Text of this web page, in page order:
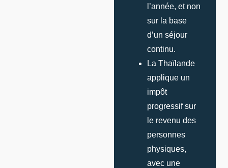
l’année, et non
sur la base
d’un séjour
continu.
La Thaïlande
applique un
impôt
progressif sur
le revenu des
personnes
physiques,
avec une